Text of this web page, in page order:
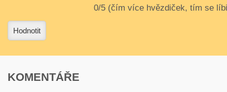
Hodnotit
KOMENTÁŘE